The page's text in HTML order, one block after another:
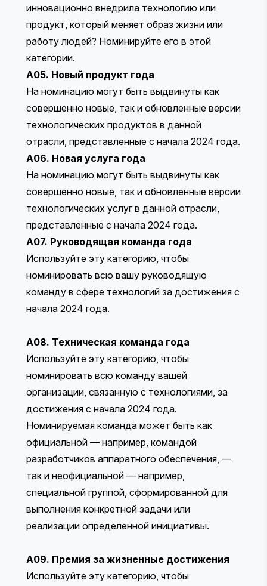
инновационно внедрила технологию или
продукт, который меняет образ жизни или
работу людей? Номинируйте его в этой
категории.
A05. Новый продукт года
На номинацию могут быть выдвинуты как
совершенно новые, так и обновленные версии
технологических продуктов в данной
отрасли, представленные с начала 2024 года.
A06. Новая услуга года
На номинацию могут быть выдвинуты как
совершенно новые, так и обновленные версии
технологических услуг в данной отрасли,
представленные с начала 2024 года.
A07. Руководящая команда года
Используйте эту категорию, чтобы
номинировать всю вашу руководящую
команду в сфере технологий за достижения с
начала 2024 года.
A08. Техническая команда года
Используйте эту категорию, чтобы
номинировать всю команду вашей
организации, связанную с технологиями, за
достижения с начала 2024 года.
Номинируемая команда может быть как
официальной — например, командой
разработчиков аппаратного обеспечения, —
так и неофициальной — например,
специальной группой, сформированной для
выполнения конкретной задачи или
реализации определенной инициативы.
A09. Премия за жизненные достижения
Используйте эту категорию, чтобы